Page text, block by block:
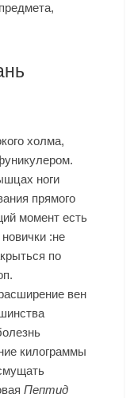
холма,
ноги
прямого
момент есть
:не
по
вен
килограммы
Пептид